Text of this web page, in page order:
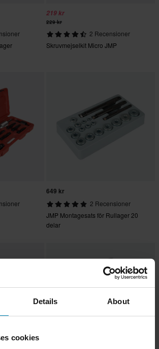
Details About
cookies
219 kr
229 kr
2 Recensioner
Skruvmejselkit Micro JMP
649 kr
2 Recensioner
JMP Montagesats för Rullager 20
delar